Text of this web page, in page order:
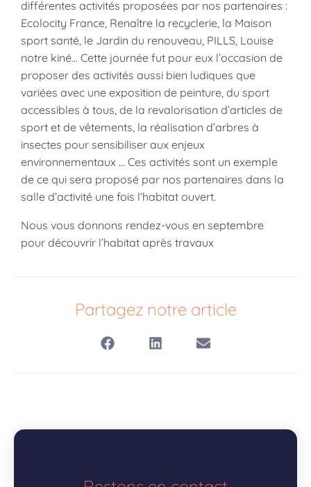
différentes activités proposées par nos partenaires :
Ecolocity France, Renaître la recyclerie, la Maison
sport santé, le Jardin du renouveau, PILLS, Louise
notre kiné… Cette journée fut pour eux l’occasion de
proposer des activités aussi bien ludiques que
variées avec une exposition de peinture, du sport
accessibles à tous, de la revalorisation d’articles de
sport et de vêtements, la réalisation d’arbres à
insectes pour sensibiliser aux enjeux
environnementaux … Ces activités sont un exemple
de ce qui sera proposé par nos partenaires dans la
salle d’activité une fois l’habitat ouvert.
Nous vous donnons rendez-vous en septembre
pour découvrir l’habitat après travaux
Partagez notre article